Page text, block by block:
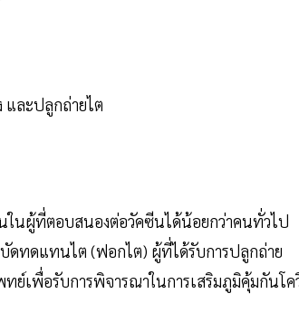
และปลูกถ่ายไต
ในผู้ที่ตอบสนองต่อวัคซีนได้น้อยกว่าคนทั่วไป
บัดทดแทนไต (ฟอกไต) ผู้ที่ได้รับการปลูกถ่าย
ย์เพื่อรับการพิจารณาในการเสริมภูมิคุ้มกันโค